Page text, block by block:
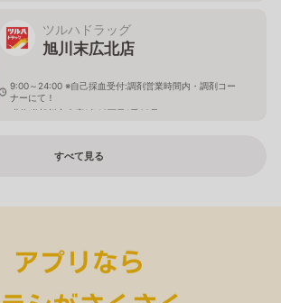
ツルハドラッグ
旭川末広北店
9:00～24:00 ※自己採血受付:調剤営業時間内・調剤コー
ナーにて！
北海道旭川市末広1条10丁目1番20号
すべて見る